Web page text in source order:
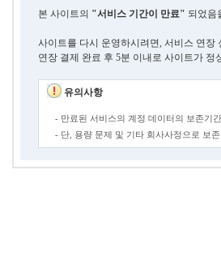
본 사이트의 "서비스 기간이 만료" 되었음
사이트를 다시 운영하시려면, 서비스 연장
연장 결제 완료 후 5분 이내로 사이트가 정
유의사항
- 만료된 서비스의 계정 데이터의 보존기
- 단, 용량 문제 및 기타 회사사정으로 보